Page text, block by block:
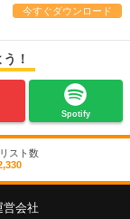
今すぐダウンロード
！
Spotify
スト数
営会社